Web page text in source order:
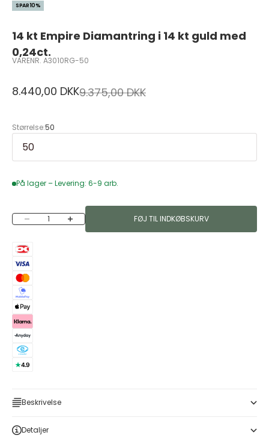
SPAR 10%
14 kt Empire Diamantring i 14 kt guld med
0,24ct.
VARENR. A3010RG-50
Salgspris
8.440,00 DKKNormalpris
9.375,00 DKK
Størrelse:50
På lager – Levering: 6-9 arb.
Sænk antal Øg antal FØJ TIL INDKØBSKURV
Beskrivelse
Detaljer